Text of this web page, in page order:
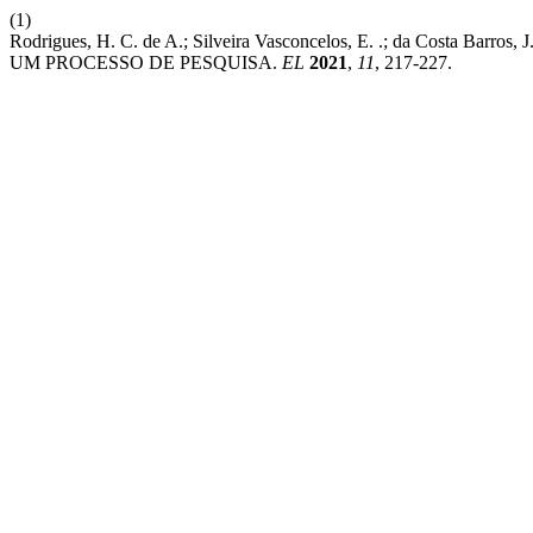
(1)
Rodrigues, H. C. de A.; Silveira Vasconcelos, E. .; da Costa
UM PROCESSO DE PESQUISA. EL 2021, 11, 217-227.